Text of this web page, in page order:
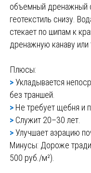
объемный дренажный
геотекстиль снизу.
стекает по шипам к
дренажную канаву или
Плюсы:
>Укладывается
без траншей.
> Не требует щебня и
> Служит 20–30 лет.
>Улучшает аэрацию
Минусы: Дороже
500 руб./м²).